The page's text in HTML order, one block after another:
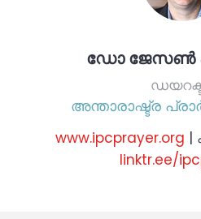
ഡോ ജേസൺ
അന്താരാഷ്ട്ര
www.ipcprayer.org |
linktr.ee/